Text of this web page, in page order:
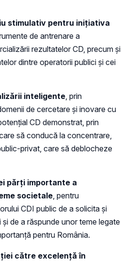
stimulativ pentru iniţiativa
de antrenare a
rezultatelor CD, precum şi
dintre operatorii publici şi cei
inteligente , prin
de cercetare şi inovare cu
CD demonstrat, prin
să conducă la concentrare,
privat, care să deblocheze
părţi importante a
societale , pentru
CDI public de a solicita şi
de a răspunde unor teme legate
pentru România.
către excelenţă în